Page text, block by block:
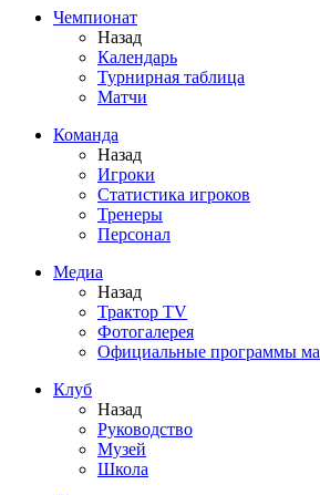
Чемпионат
Назад
Календарь
Турнирная таблица
Матчи
Команда
Назад
Игроки
Статистика игроков
Тренеры
Персонал
Медиа
Назад
Трактор TV
Фотогалерея
Официальные программы
Клуб
Назад
Руководство
Музей
Школа